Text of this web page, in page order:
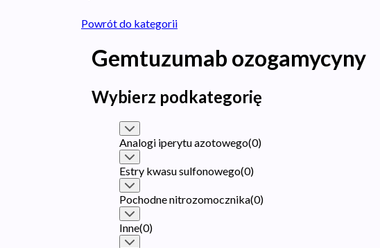
Powrót do kategorii
Gemtuzumab ozogamycyny
Wybierz podkategorię
Analogi iperytu azotowego(0)
Estry kwasu sulfonowego(0)
Pochodne nitrozomocznika(0)
Inne(0)